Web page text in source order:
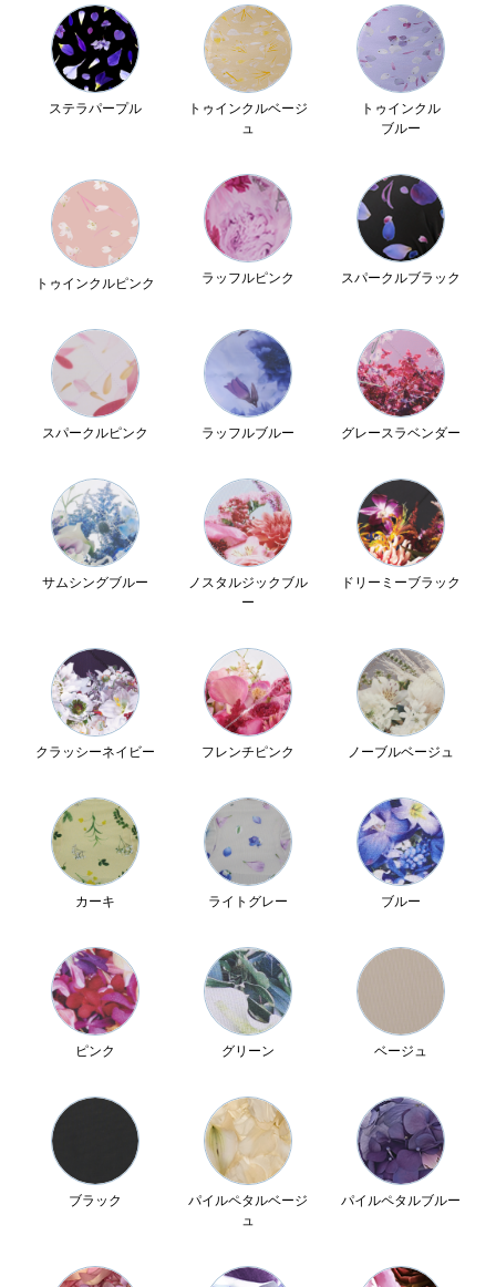
ステラパープル
トゥインクルベージ
ュ
トゥインクル
ブルー
トゥインクルピンク ラッフルピンク スパークルブラック
スパークルピンク ラッフルブルー グレースラベンダー
サムシングブルー
ノスタルジックブル
ー
ドリーミーブラック
クラッシーネイビー フレンチピンク ノーブルベージュ
カーキ ライトグレー ブルー
ピンク グリーン ベージュ
ブラック
パイルペタルベージ
ュ
パイルペタルブルー